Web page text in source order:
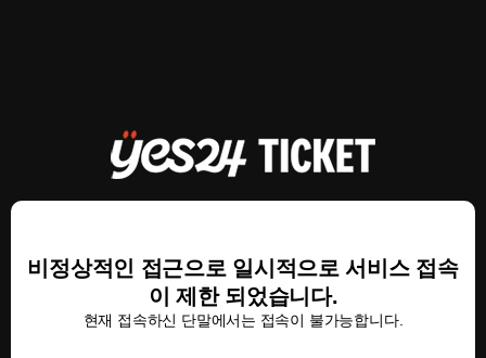
비정상적인 접근으로 일시적으로 서비스 접속
이 제한 되었습니다.
현재 접속하신 단말에서는 접속이 불가능합니다.